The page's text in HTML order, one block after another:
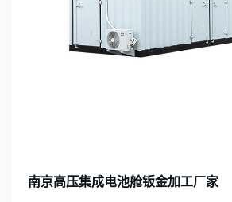
南京高压集成电池舱钣金加工厂家